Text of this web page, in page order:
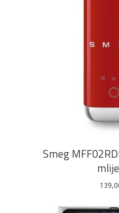
DODAJ U
Smeg